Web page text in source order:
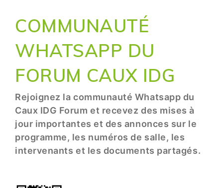
COMMUNAUTÉ
WHATSAPP DU
FORUM CAUX IDG
Rejoignez la communauté Whatsapp du
Caux IDG Forum et recevez des mises à
jour importantes et des annonces sur le
programme, les numéros de salle, les
intervenants et les documents partagés.